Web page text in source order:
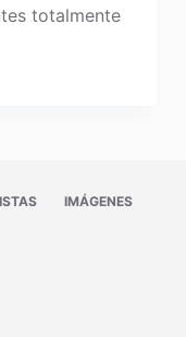
totalmente
IMÁGENES